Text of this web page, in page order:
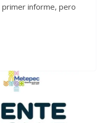
primer informe, pero